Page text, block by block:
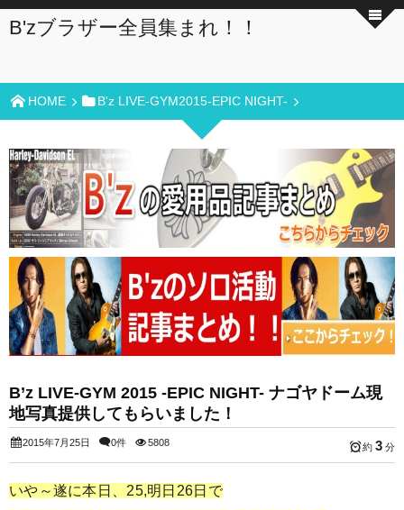
B'zブラザー全員集まれ！！
HOME B'z LIVE-GYM2015-EPIC NIGHT-
B’z LIVE-GYM 2015 -EPIC NIGHT- ナゴヤドーム現
地写真提供してもらいました！
2015年7月25日 0件 5808 約 3 分
いや～遂に本日、25,明日26日で